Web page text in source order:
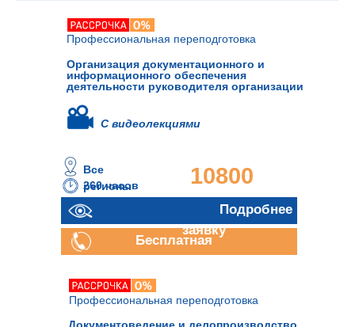
Организация документационного и
информационного обеспечения
деятельности руководителя организации
Профессиональная переподготовка
Профессиональная переподготовка
260 часов
10800
руб.
Отправить
заявку
Все
регионы
Подробнее
Бесплатная
С видеолекциями